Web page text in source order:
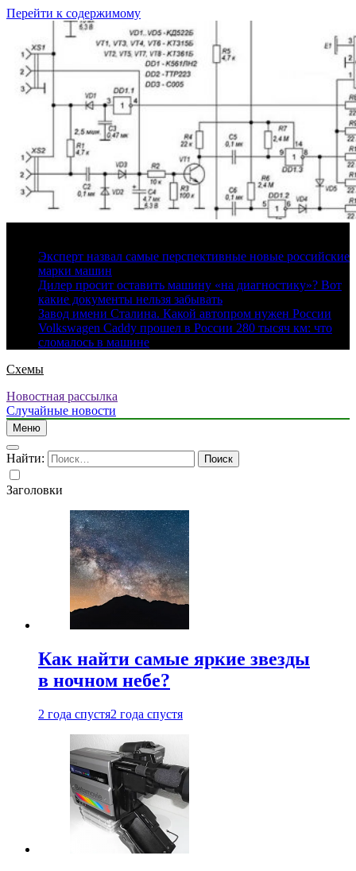
Перейти к содержимому
Эксперт назвал самые перспективные новые российские
марки машин
Дилер просит оставить машину «на диагностику»? Вот
какие документы нельзя забывать
Завод имени Сталина. Какой автопром нужен России
Volkswagen Caddy прошел в России 280 тысяч км: что
сломалось в машине
Схемы
Новостная рассылка
Случайные новости
Меню
Найти:
Заголовки
Как найти самые яркие звезды
в ночном небе?
2 года спустя2 года спустя